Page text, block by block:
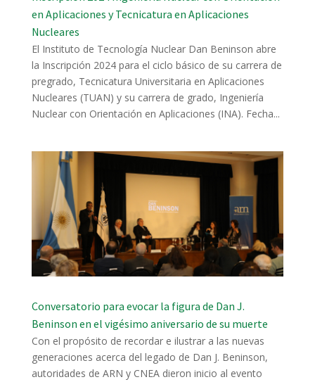
en Aplicaciones y Tecnicatura en Aplicaciones
Nucleares
El Instituto de Tecnología Nuclear Dan Beninson abre
la Inscripción 2024 para el ciclo básico de su carrera de
pregrado, Tecnicatura Universitaria en Aplicaciones
Nucleares (TUAN) y su carrera de grado, Ingeniería
Nuclear con Orientación en Aplicaciones (INA). Fecha...
Conversatorio para evocar la figura de Dan J.
Beninson en el vigésimo aniversario de su muerte
Con el propósito de recordar e ilustrar a las nuevas
generaciones acerca del legado de Dan J. Beninson,
autoridades de ARN y CNEA dieron inicio al evento